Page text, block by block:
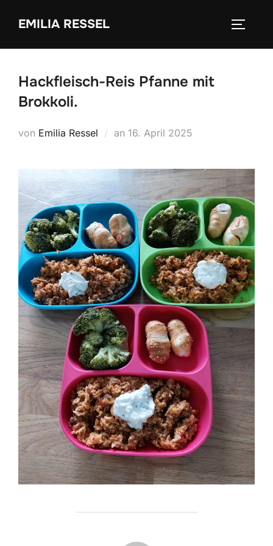
InhaltEMILIA RESSEL
Hackfleisch-Reis Pfanne mit
Brokkoli.
von Emilia Ressel an Veröffentlicht
16. April 2025